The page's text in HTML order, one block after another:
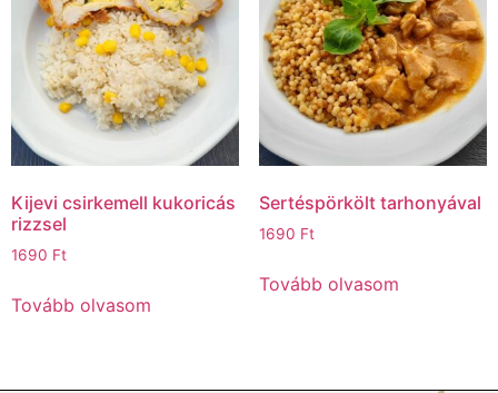
Kijevi csirkemell kukoricás
rizzsel
1690 Ft
Tovább olvasom
Sertéspörkölt tarhonyával
1690 Ft
Tovább olvasom